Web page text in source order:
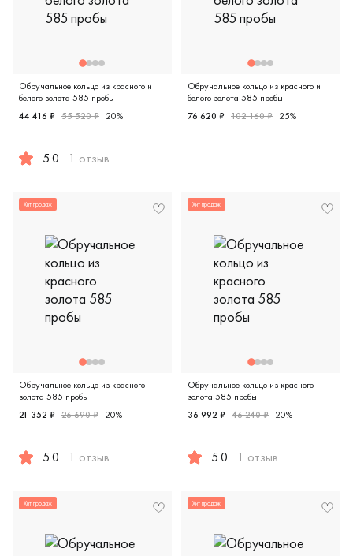
Обручальное кольцо из красного и
белого золота 585 пробы
44 416 ₽ 55 520 ₽ 20%
5.0 1 отзыв
Обручальное кольцо из красного и
белого золота 585 пробы
76 620 ₽ 102 160 ₽ 25%
Хит продаж
Обручальное кольцо из красного
золота 585 пробы
21 352 ₽ 26 690 ₽ 20%
5.0 1 отзыв
Хит продаж
Обручальное кольцо из красного
золота 585 пробы
36 992 ₽ 46 240 ₽ 20%
5.0 1 отзыв
Хит продаж Хит продаж